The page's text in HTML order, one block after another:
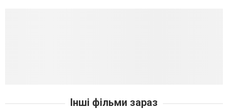
Інші фільми зараз